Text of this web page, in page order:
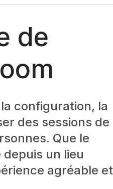
de
configuration, la
des sessions de
Que le
un lieu
agréable et